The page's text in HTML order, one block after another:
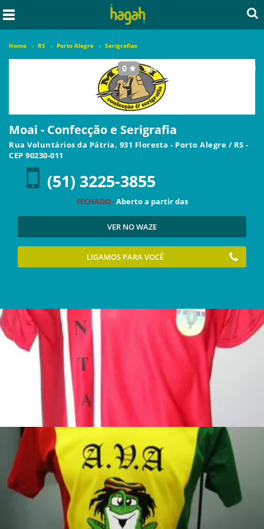
Home RS Porto Alegre Serigrafias
0 seja o primeiro a avaliar este local
Moai - Confecção e Serigrafia
Rua Voluntários da Pátria, 931 Floresta - Porto Alegre / RS -
CEP 90230-011
(51) 3225-3855
FECHADO -Aberto a partir das
VER NO WAZE
LIGAMOS PARA VOCÊ